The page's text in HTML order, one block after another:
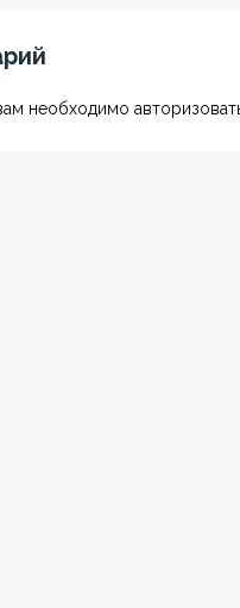
необходимо